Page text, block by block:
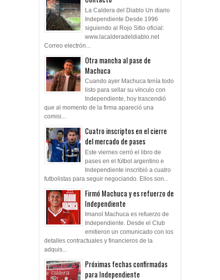
La Caldera del Diablo Un diario
Independiente Desde 1996
siguiendo al Rojo Sitio oficial:
www.lacalderadeldiablo.net
Correo electrón...
Otra mancha al pase de
Machuca
Cuando ayer Machuca tenía todo
listo para sellar su vínculo con
Independiente, hoy trascendió
que al momento de la firma apareció una
comisi...
Cuatro inscriptos en el cierre
del mercado de pases
Este viernes cerró el libro de
pases en el fútbol argentino e
Independiente inscribió a cuatro
futbolistas para seguir negociando. Ellos son...
Firmó Machuca y es refuerzo de
Independiente
Imanol Machuca es refuerzo de
Independiente. Desde el Club
emitieron un comunicado con los
detalles contractuales y financieros de la
adquis...
Próximas fechas confirmadas
para Independiente